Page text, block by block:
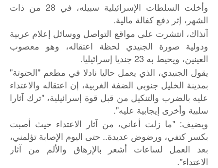
وأخلت السلطات الإسرائيلية سبيله، في 28 من ذات
الشهر، إثر دفع كفالة مالية.
آنذاك، انتشرت على مواقع التواصل ووسائل إعلام عربية
ودولية صورة الجنيدي لحظة اعتقاله، وهو معصوب
العينين، ويحيط به 23 جنديا إسرائيليا.
يقول الجنيدي، الذي يعمل حاليا نادلا في مطعم "الحتوتة"
بمدينة الخليل جنوبي الضفة الغربية، إن اعتقاله والاعتداء
عليه بالضرب والتنكيل من قبل قوة إسرائيلية، "ترك آثارا
سلبية وأخرى إيجابية عليه".
ويضيف: "ما زلت أعاني، من آثار الاعتداء حيث أصبت
بكسر كتفي، ورضوض عديدة.. حتى اليوم الإصابة تؤلمني،
بعد العمل لساعات أشعر بالإرهاق والألم من آثار
الاعتداء".